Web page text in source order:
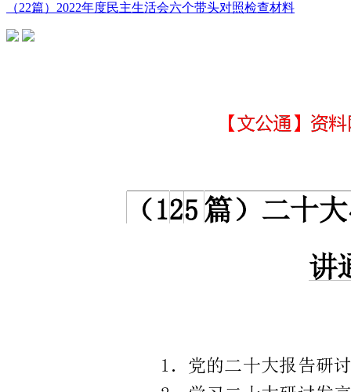
（22篇）2022年度民主生活会六个带头对照检查材料